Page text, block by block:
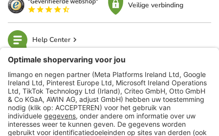
Veilige verbinding
Help Center
limango
Veilig winkelen
Klantenservice